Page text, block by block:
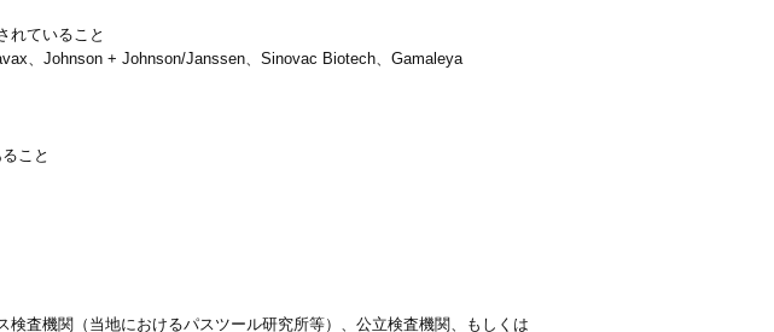
れていること
、Johnson + Johnson/Janssen、Sinovac Biotech、Gamaleya
こと
査機関（当地におけるパスツール研究所等）、公立検査機関、もしくは